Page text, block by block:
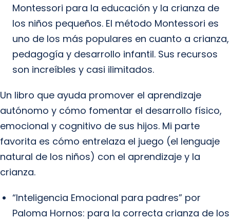
Montessori para la educación y la crianza de
los niños pequeños. El método Montessori es
uno de los más populares en cuanto a crianza,
pedagogía y desarrollo infantil. Sus recursos
son increíbles y casi ilimitados.
Un libro que ayuda promover el aprendizaje
autónomo y cómo fomentar el desarrollo físico,
emocional y cognitivo de sus hijos. Mi parte
favorita es cómo entrelaza el juego (el lenguaje
natural de los niños) con el aprendizaje y la
crianza.
“Inteligencia Emocional para padres” por
Paloma Hornos: para la correcta crianza de los